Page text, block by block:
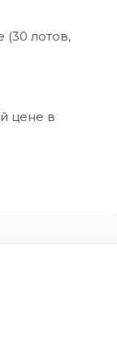
(30 лотов,
цене в